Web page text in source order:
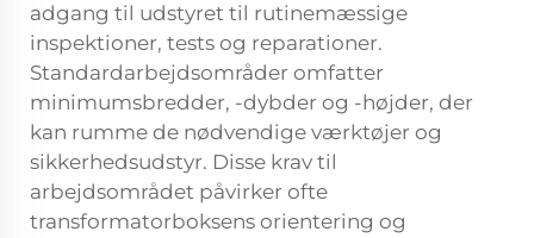
adgang til udstyret til rutinemæssige
inspektioner, tests og reparationer.
Standardarbejdsområder omfatter
minimumsbredder, -dybder og -højder, der
kan rumme de nødvendige værktøjer og
sikkerhedsudstyr. Disse krav til
arbejdsområdet påvirker ofte
transformatorboksens orientering og